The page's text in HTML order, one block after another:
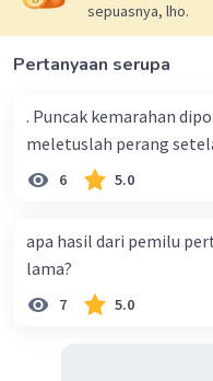
sepuasnya, lho.
Pertanyaan serupa
. Puncak kemarahan
meletuslah perang
6 5.0
apa hasil dari pemilu
lama?
7 5.0